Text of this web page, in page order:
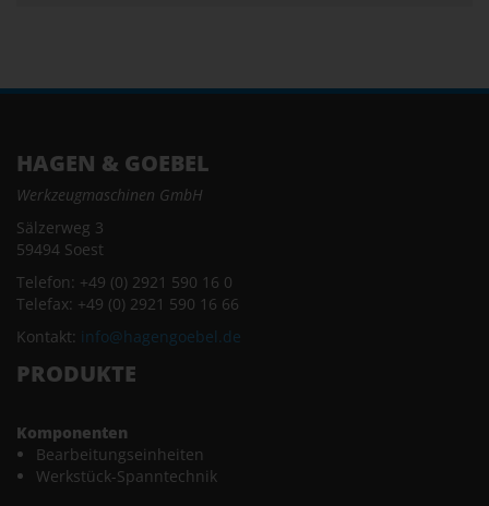
HAGEN & GOEBEL
Werkzeugmaschinen GmbH
Sälzerweg 3
59494 Soest
Telefon: +49 (0) 2921 590 16 0
Telefax: +49 (0) 2921 590 16 66
Kontakt: info@hagengoebel.de
PRODUKTE
Komponenten
Bearbeitungseinheiten
Werkstück-Spanntechnik